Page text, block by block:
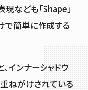
現なども「Shape」
で簡単に作成する
インナーシャドウ
ねがけされている